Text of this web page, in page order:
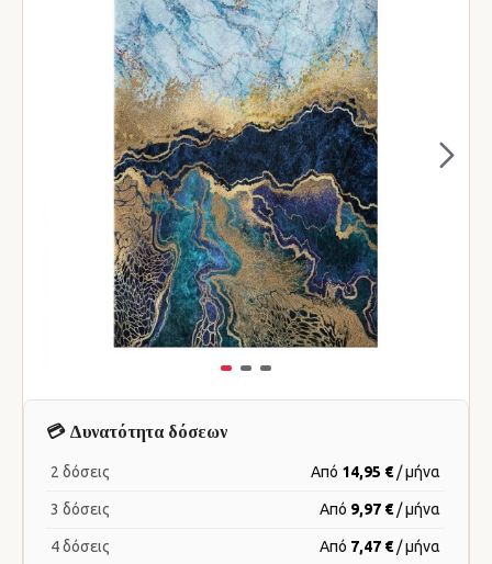
💳 Δυνατότητα δόσεων
2 δόσεις Από 14,95 € / μήνα
3 δόσεις Από 9,97 € / μήνα
4 δόσεις Από 7,47 € / μήνα